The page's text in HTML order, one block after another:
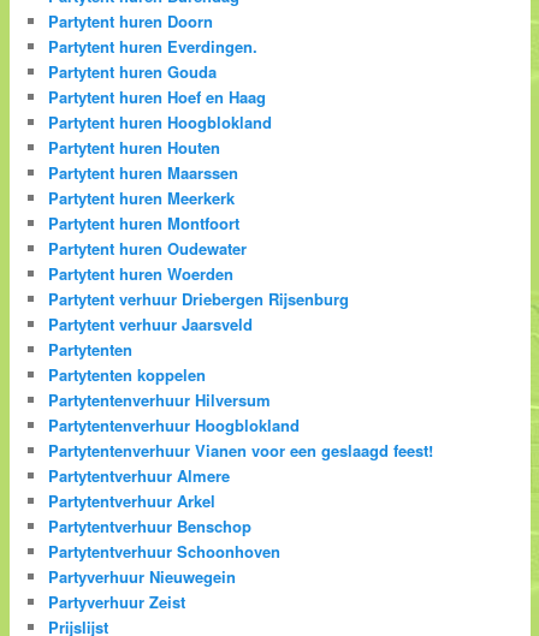
Partytent huren Doorn
Partytent huren Everdingen.
Partytent huren Gouda
Partytent huren Hoef en Haag
Partytent huren Hoogblokland
Partytent huren Houten
Partytent huren Maarssen
Partytent huren Meerkerk
Partytent huren Montfoort
Partytent huren Oudewater
Partytent huren Woerden
Partytent verhuur Driebergen Rijsenburg
Partytent verhuur Jaarsveld
Partytenten
Partytenten koppelen
Partytentenverhuur Hilversum
Partytentenverhuur Hoogblokland
Partytentenverhuur Vianen voor een geslaagd feest!
Partytentverhuur Almere
Partytentverhuur Arkel
Partytentverhuur Benschop
Partytentverhuur Schoonhoven
Partyverhuur Nieuwegein
Partyverhuur Zeist
Prijslijst